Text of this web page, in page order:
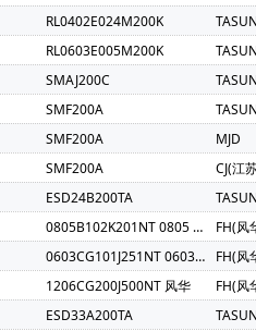
RL0402E024M200K
RL0603E005M200K
SMAJ200C
SMF200A
SMF200A
MJD
SMF200A
CJ(江
ESD24B200TA
0805B102K201NT 0805 102K 200V 风华
FH(风
0603CG101J251NT 0603 100P 200V 风华
FH(风
1206CG200J500NT 风华
FH(风
ESD33A200TA